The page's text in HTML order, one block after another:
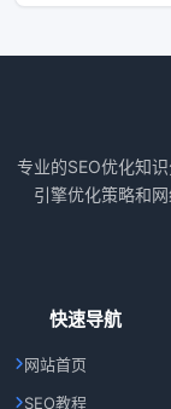
专业的SEO优化知
引擎优化策略和
快速导航
网站首页
SEO教程